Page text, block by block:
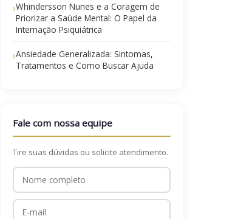
›Whindersson Nunes e a Coragem de
Priorizar a Saúde Mental: O Papel da
Internação Psiquiátrica
›Ansiedade Generalizada: Sintomas,
Tratamentos e Como Buscar Ajuda
Fale com nossa equipe
Tire suas dúvidas ou solicite atendimento.